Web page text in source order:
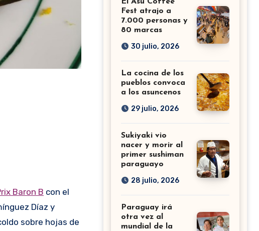
Baron B con el
Díaz y
sobre hojas de
Fest atrajo a
7.000 personas y
80 marcas
30 julio, 2026
La cocina de los
pueblos convoca
a los asuncenos
29 julio, 2026
Sukiyaki vio
nacer y morir al
primer sushiman
paraguayo
28 julio, 2026
Paraguay irá
otra vez al
mundial de la